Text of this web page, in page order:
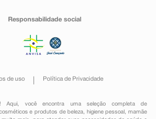
Responsabilidade social
de uso Política de Privacidade
Aqui, você encontra uma seleção completa de
e produtos de beleza, higiene pessoal ,mamãe